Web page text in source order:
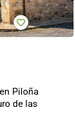
Piloña
de las